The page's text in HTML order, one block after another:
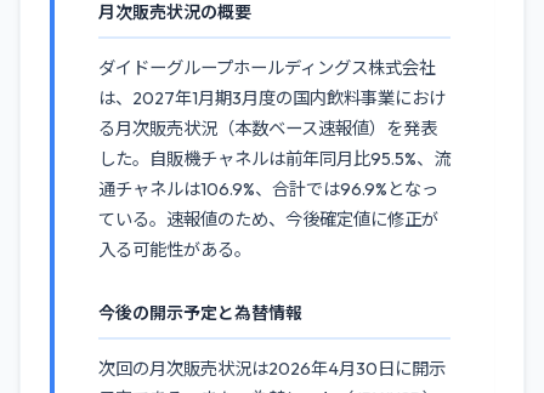
月次販売状況の概要
ダイドーグループホールディングス株式会社
は、2027年1月期3月度の国内飲料事業におけ
る月次販売状況（本数ベース速報値）を発表
した。自販機チャネルは前年同月比95.5%、流
通チャネルは106.9%、合計では96.9%となっ
ている。速報値のため、今後確定値に修正が
入る可能性がある。
今後の開示予定と為替情報
次回の月次販売状況は2026年4月30日に開示